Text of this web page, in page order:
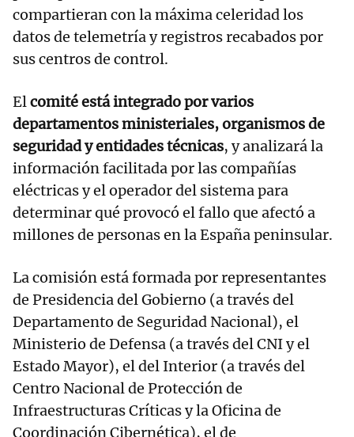
compartieran con la máxima celeridad los
datos de telemetría y registros recabados por
sus centros de control.
Elcomité está integrado por varios
departamentos ministeriales, organismos de
seguridad y entidades técnicas, y analizará la
información facilitada por las compañías
eléctricas y el operador del sistema para
determinar qué provocó el fallo que afectó a
millones de personas en la España peninsular.
La comisión está formada por representantes
de Presidencia del Gobierno (a través del
Departamento de Seguridad Nacional), el
Ministerio de Defensa (a través del CNI y el
Estado Mayor), el del Interior (a través del
Centro Nacional de Protección de
Infraestructuras Críticas y la Oficina de
Coordinación Cibernética), el de